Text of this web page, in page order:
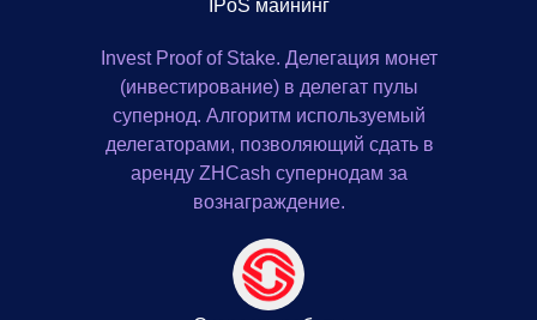
Invest Proof of Stake. Делегация монет
(инвестирование) в делегат пулы
супернод. Алгоритм используемый
делегаторами, позволяющий сдать в
аренду ZHCash супернодам за
вознаграждение.
IPoS майнинг